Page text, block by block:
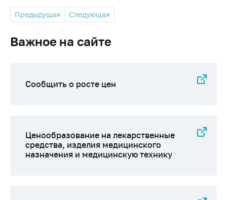
Предыдущая Следующая
Важное на сайте
Сообщить о росте цен
Ценообразование на лекарственные
средства, изделия медицинского
назначения и медицинскую технику